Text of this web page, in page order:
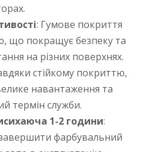
: Гумове покриття
що покращує безпеку та
на різних поверхнях.
стійкому покриттю,
навантаження та
термін служби.
1-2 години:
фарбувальний